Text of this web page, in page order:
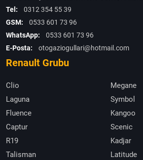
Tel:
0312 354 55 39
GSM:
0533 601 73 96
WhatsApp:
0533 601 73 96
E-Posta:
otogaziogullari@hotmail.com
Renault Grubu
Clio
Megane
Laguna
Symbol
Fluence
Kangoo
Captur
Scenic
R19
Kadjar
Talisman
Latitude